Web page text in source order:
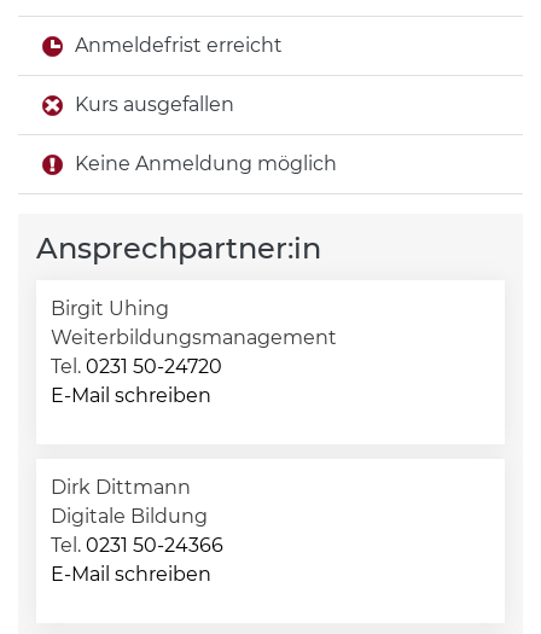
Anmeldefrist erreicht
Kurs ausgefallen
Keine Anmeldung möglich
Ansprechpartner:in
Birgit Uhing
Weiterbildungsmanagement
Tel. 0231 50-24720
E-Mail schreiben
Dirk Dittmann
Digitale Bildung
Tel. 0231 50-24366
E-Mail schreiben